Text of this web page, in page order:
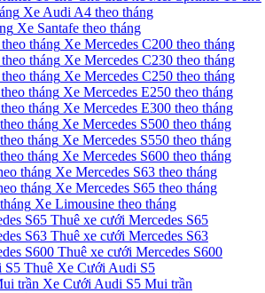
Xe Audi A4 theo tháng
Xe Santafe theo tháng
Xe Mercedes C200 theo tháng
Xe Mercedes C230 theo tháng
Xe Mercedes C250 theo tháng
Xe Mercedes E250 theo tháng
Xe Mercedes E300 theo tháng
Xe Mercedes S500 theo tháng
Xe Mercedes S550 theo tháng
Xe Mercedes S600 theo tháng
Xe Mercedes S63 theo tháng
Xe Mercedes S65 theo tháng
Xe Limousine theo tháng
Thuê xe cưới Mercedes S65
Thuê xe cưới Mercedes S63
Thuê xe cưới Mercedes S600
Thuê Xe Cưới Audi S5
Xe Cưới Audi S5 Mui trần